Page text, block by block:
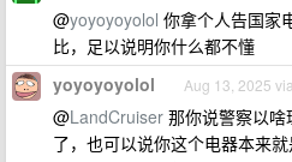
@yoyoyoyolol 你拿个人告国家
比，足以说明你什么都不懂
yoyoyoyolol Aug 13, 2025
@LandCruiser 那你说警察以
了，也可以说你这个电器本来